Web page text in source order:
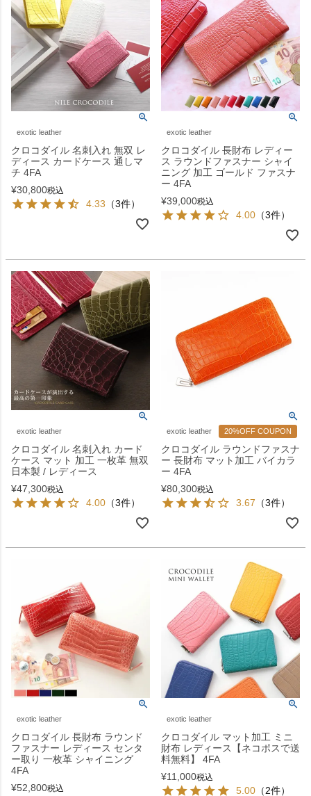
exotic leather
クロコダイル 名刺入れ 無双 レ
ディース カードケース 通しマ
チ 4FA
¥30,800税込
4.33 （3件）
exotic leather
クロコダイル 長財布 レディー
ス ラウンドファスナー シャイ
ニング 加工 ゴールド ファスナ
ー 4FA
¥39,000税込
4.00 （3件）
exotic leather
クロコダイル 名刺入れ カード
ケース マット 加工 一枚革 無双
日本製 / レディース
¥47,300税込
4.00 （3件）
exotic leather 20%OFF COUPON
クロコダイル ラウンドファスナ
ー 長財布 マット加工 バイカラ
ー 4FA
¥80,300税込
3.67 （3件）
exotic leather
クロコダイル 長財布 ラウンド
ファスナー レディース センタ
ー取り 一枚革 シャイニング
4FA
¥52,800税込
exotic leather
クロコダイル マット加工 ミニ
財布 レディース【ネコポスで送
料無料】 4FA
¥11,000税込
5.00 （2件）